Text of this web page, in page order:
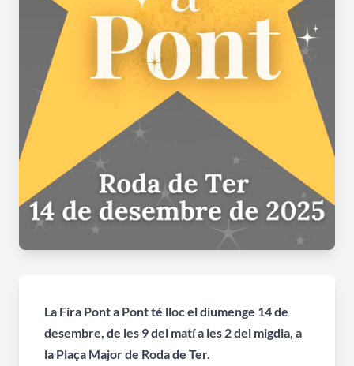
La Fira Pont a Pont té lloc el diumenge 14 de
desembre, de les 9 del matí a les 2 del migdia, a
la Plaça Major de Roda de Ter.